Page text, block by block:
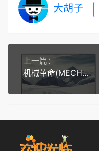
大胡子
上一篇：
机械革命(MECHREVO)游戏本蛟龙16原厂预装windows11系统恢复镜像